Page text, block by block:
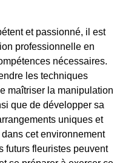
et passionné, il est
professionnelle en
nécessaires.
les techniques
maîtriser la manipulation
que de développer sa
uniques et
cet environnement
futurs fleuristes peuvent